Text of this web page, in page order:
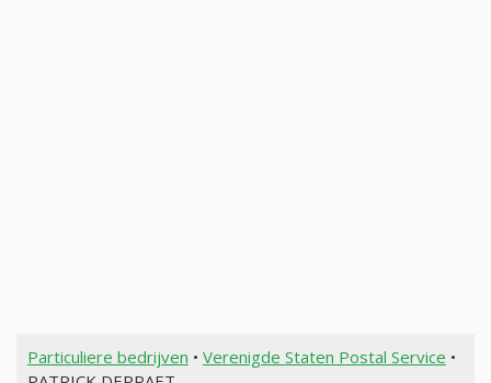
Particuliere bedrijven • Verenigde Staten Postal Service •